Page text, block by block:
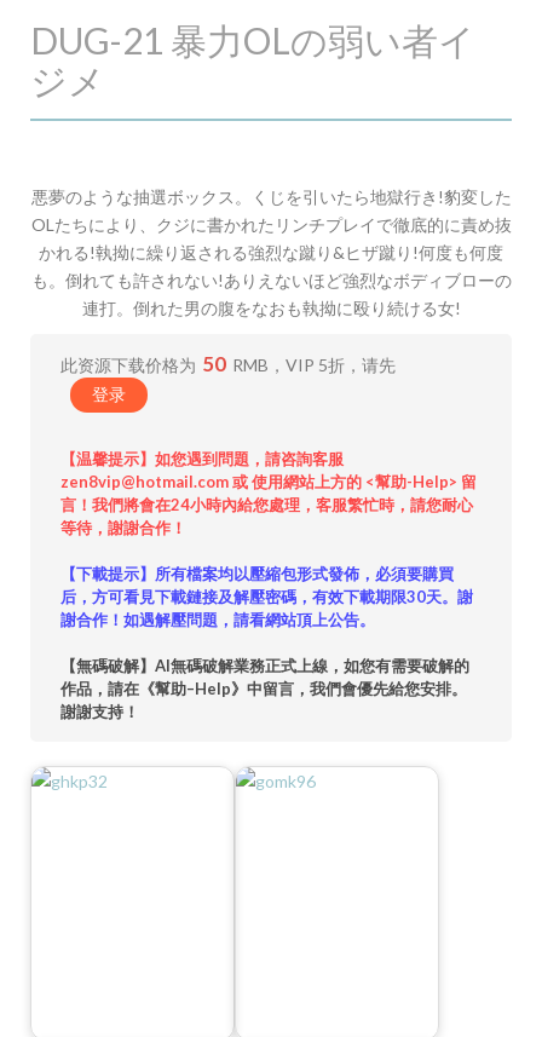
DUG-21 暴力OLの弱い者イ
ジメ
悪夢のような抽選ボックス。くじを引いたら地獄行き!豹変した
OLたちにより、クジに書かれたリンチプレイで徹底的に責め抜
かれる!執拗に繰り返される強烈な蹴り&ヒザ蹴り!何度も何度
も。倒れても許されない!ありえないほど強烈なボディブローの
連打。倒れた男の腹をなおも執拗に殴り続ける女!
此资源下载价格为 50 RMB，VIP 5折，请先
登录
【温馨提示】如您遇到問題，請咨詢客服
zen8vip@hotmail.com 或 使用網站上方的 <幫助-Help> 留
言！我們將會在24小時內給您處理，客服繁忙時，請您耐心
等待，謝謝合作！
【下載提示】所有檔案均以壓縮包形式發佈，必須要購買
后，方可看見下載鏈接及解壓密碼，有效下載期限30天。謝
謝合作！如遇解壓問題，請看網站頂上公告。
【無碼破解】AI無碼破解業務正式上線，如您有需要破解的
作品，請在《幫助–Help》中留言，我們會優先給您安排。
謝謝支持！